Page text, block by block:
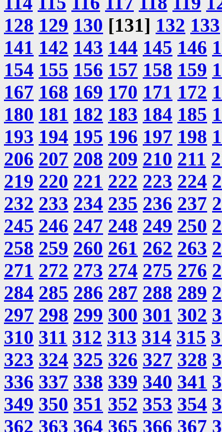
128 129 130 [131] 132 133
141 142 143 144 145 146
154 155 156 157 158 159
167 168 169 170 171 172
180 181 182 183 184 185
193 194 195 196 197 198
206 207 208 209 210 211
219 220 221 222 223 224
232 233 234 235 236 237
245 246 247 248 249 250
258 259 260 261 262 263
271 272 273 274 275 276
284 285 286 287 288 289
297 298 299 300 301 302
310 311 312 313 314 315
323 324 325 326 327 328
336 337 338 339 340 341
349 350 351 352 353 354
362 363 364 365 366 367